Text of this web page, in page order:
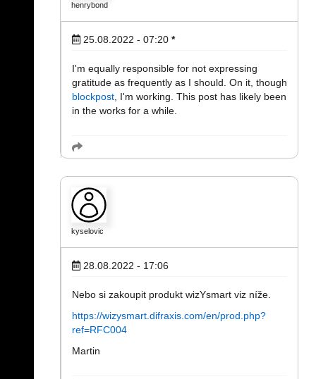
henrybond
25.08.2022 - 07:20 *
I'm equally responsible for not expressing
gratitude as frequently as I should. On it, though
blockpost, I'm working. This post has likely been
in the works for a while.
kyselovic
28.08.2022 - 17:06
Nebo si zakoupit produkt wizYsmart viz níže.
https://wizysmart.difraxis.com/en/prod.php?
ref=RFC004
Martin